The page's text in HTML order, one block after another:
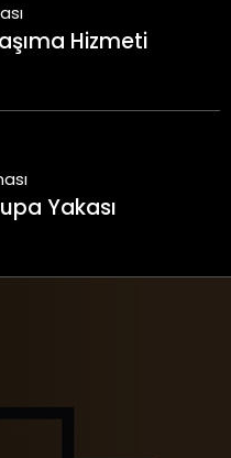
Hizmeti
Yakası